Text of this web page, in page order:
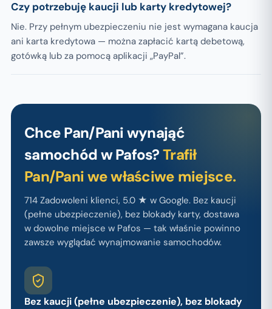
Czy potrzebuję kaucji lub karty kredytowej?
Nie. Przy pełnym ubezpieczeniu nie jest wymagana kaucja
ani karta kredytowa — można zapłacić kartą debetową,
gotówką lub za pomocą aplikacji „PayPal”.
Chce Pan/Pani wynająć
samochód w Pafos?Trafił
Pan/Pani we właściwe miejsce.
714 Zadowoleni klienci, 5.0 ★ w Google. Bez kaucji
(pełne ubezpieczenie), bez blokady karty, dostawa
w dowolne miejsce w Pafos — tak właśnie powinno
zawsze wyglądać wynajmowanie samochodów.
Bez kaucji (pełne ubezpieczenie), bez blokady